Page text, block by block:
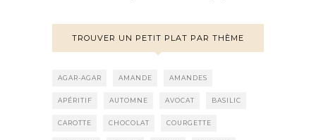
TROUVER UN PETIT PLAT PAR THÈME
AGAR-AGAR AMANDE AMANDES
APÉRITIF AUTOMNE AVOCAT BASILIC
CAROTTE CHOCOLAT COURGETTE